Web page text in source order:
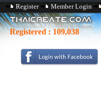
Register Member Login
Registered : 109,038